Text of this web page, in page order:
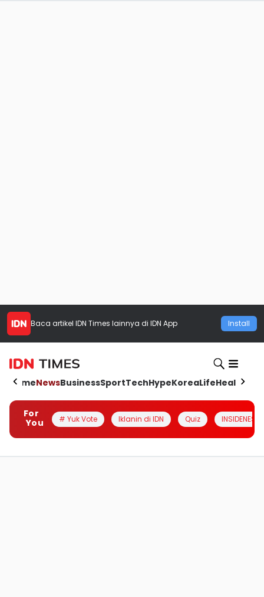
Baca artikel IDN Times lainnya di IDN App Install
HomeNewsBusinessSportTechHypeKoreaLifeHealth
For
You
# Yuk Vote Iklanin di IDN Quiz INSIDENESIA